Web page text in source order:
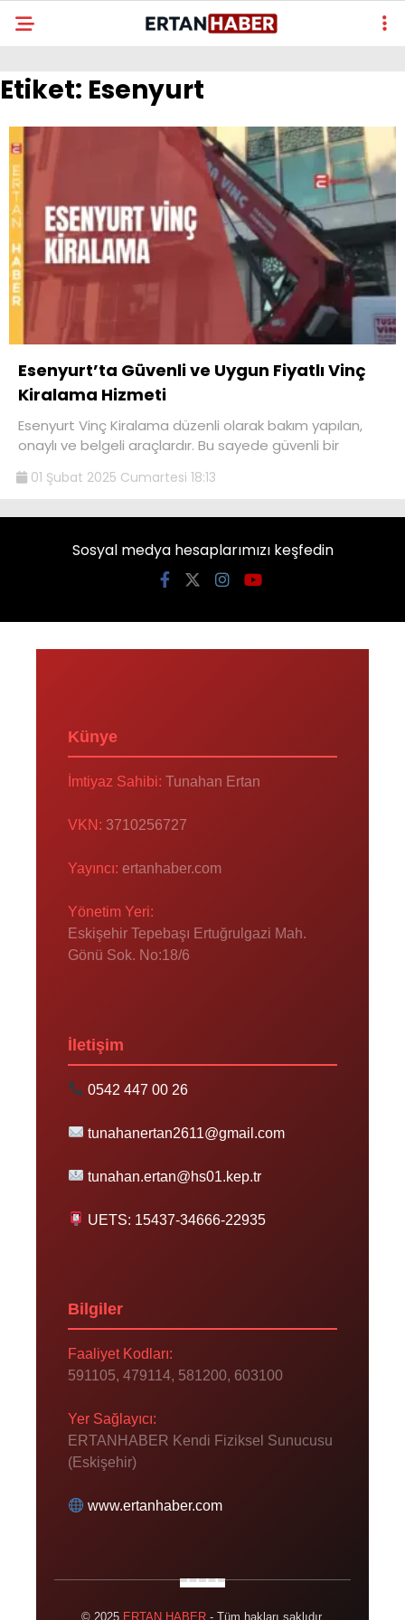
Etiket: Esenyurt
Esenyurt’ta Güvenli ve Uygun Fiyatlı Vinç
Kiralama Hizmeti
Esenyurt Vinç Kiralama düzenli olarak bakım yapılan,
onaylı ve belgeli araçlardır. Bu sayede güvenli bir
01 Şubat 2025 Cumartesi 18:13
Sosyal medya hesaplarımızı keşfedin
Künye
İmtiyaz Sahibi: Tunahan Ertan
VKN: 3710256727
Yayıncı: ertanhaber.com
Yönetim Yeri:
Eskişehir Tepebaşı Ertuğrulgazi Mah.
Gönü Sok. No:18/6
İletişim
0542 447 00 26
tunahanertan2611@gmail.com
tunahan.ertan@hs01.kep.tr
UETS: 15437-34666-22935
Bilgiler
Faaliyet Kodları:
591105, 479114, 581200, 603100
Yer Sağlayıcı:
ERTANHABER Kendi Fiziksel Sunucusu
(Eskişehir)
www.ertanhaber.com
© 2025 ERTAN HABER- Tüm hakları saklıdır.